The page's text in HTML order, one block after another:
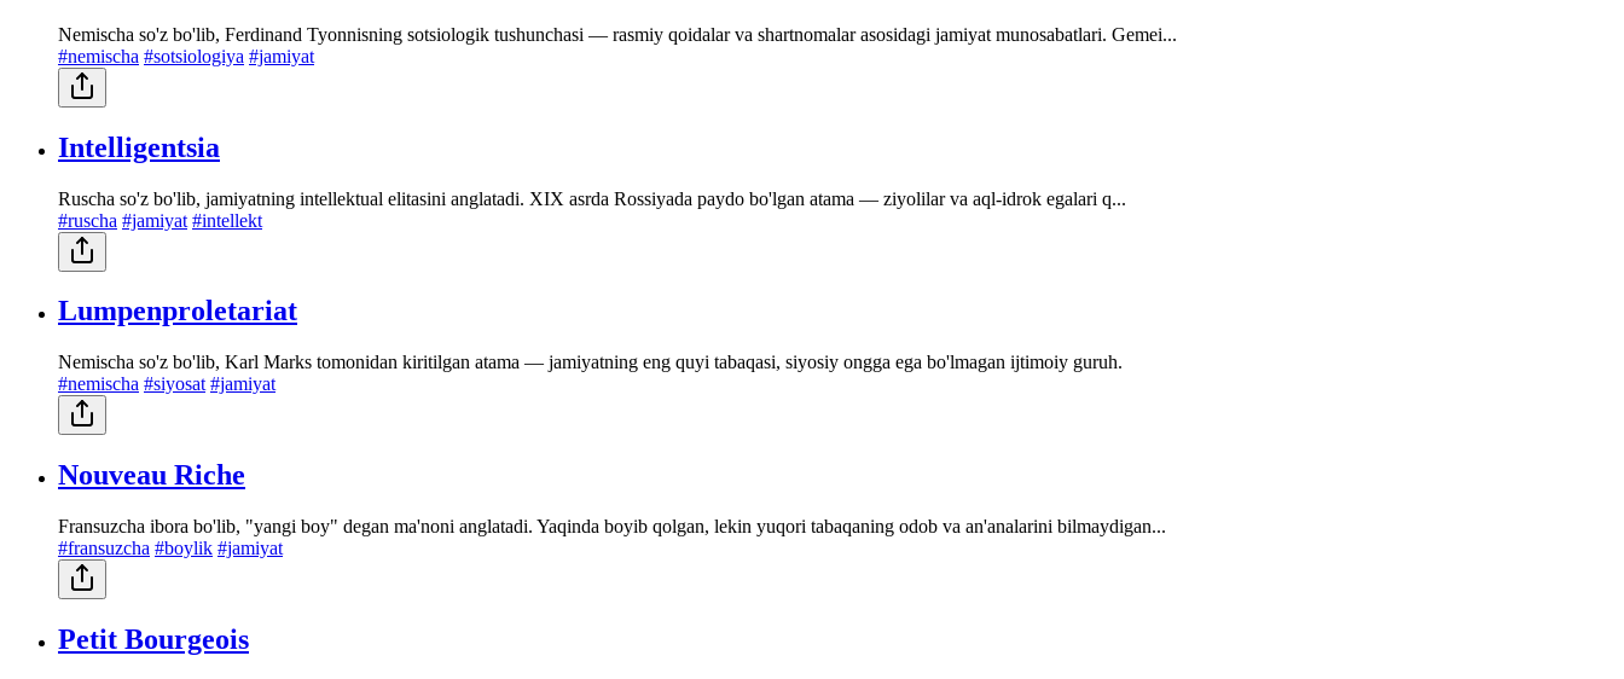
Nemischa so'z bo'lib, Ferdinand Tyonnisning sotsiologik tushunchasi — rasmiy qoidalar va shartnomalar asosidagi jamiyat munosabatlari. Gemei...
#nemischa #sotsiologiya #jamiyat
Intelligentsia
Ruscha so'z bo'lib, jamiyatning intellektual elitasini anglatadi. XIX asrda Rossiyada paydo bo'lgan atama — ziyolilar va aql-idrok egalari q...
#ruscha #jamiyat #intellekt
Lumpenproletariat
Nemischa so'z bo'lib, Karl Marks tomonidan kiritilgan atama — jamiyatning eng quyi tabaqasi, siyosiy ongga ega bo'lmagan ijtimoiy guruh.
#nemischa #siyosat #jamiyat
Nouveau Riche
Fransuzcha ibora bo'lib, "yangi boy" degan ma'noni anglatadi. Yaqinda boyib qolgan, lekin yuqori tabaqaning odob va an'analarini bilmaydigan...
#fransuzcha #boylik #jamiyat
Petit Bourgeois